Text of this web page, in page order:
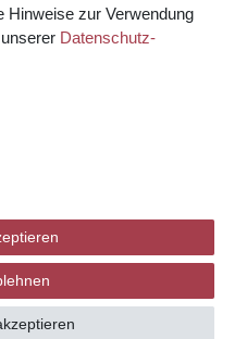
Alle Rechte vorbehalten.
by
Hinweise zur Verwendung
Daten­schutz­